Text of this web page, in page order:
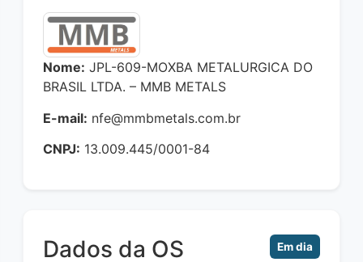
Nome: JPL-609-MOXBA METALURGICA DO
BRASIL LTDA. – MMB METALS
E-mail: nfe@mmbmetals.com.br
CNPJ: 13.009.445/0001-84
Dados da OS Em dia